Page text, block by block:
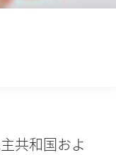
共和国およ